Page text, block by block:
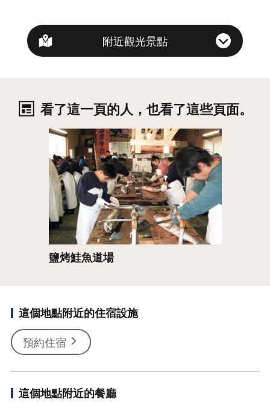
附近觀光景點
看了這一頁的人，也看了這些頁面。
鹽烤鮭魚道場
詳情
這個地點附近的住宿設施
預約住宿
這個地點附近的餐廳